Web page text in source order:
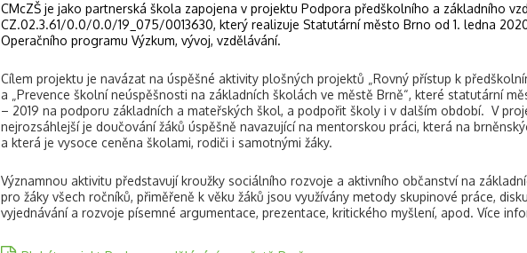
CMcZŠ je jako partnerská škola zapojena v projektu Podpora předškolního a základního
CZ.02.3.61/0.0/0.0/19_075/0013630, který realizuje Statutární město Brno od 1. ledna
Operačního programu Výzkum, vývoj, vzdělávání.
Cílem projektu je navázat na úspěšné aktivity plošných projektů „Rovný přístup k
a „Prevence školní neúspěšnosti na základních školách ve městě Brně“, které statutární
– 2019 na podporu základních a mateřských škol, a podpořit školy i v dalším období. V
nejrozsáhlejší je doučování žáků úspěšně navazující na mentorskou práci, která na
a která je vysoce ceněna školami, rodiči i samotnými žáky.
Významnou aktivitu představují kroužky sociálního rozvoje a aktivního občanství na
pro žáky všech ročníků, přiměřeně k věku žáků jsou využívány metody skupinové práce,
vyjednávání a rozvoje písemné argumentace, prezentace, kritického myšlení, apod. Více